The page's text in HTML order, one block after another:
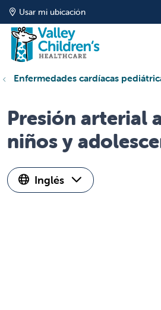
Usar mi ubicación
Enfermedades cardíacas
Presión arterial
niños y
Inglés